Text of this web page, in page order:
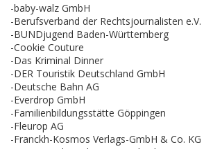
-baby-walz GmbH
-Berufsverband der Rechtsjournalisten e.V.
-BUNDjugend Baden-Württemberg
-Cookie Couture
-Das Kriminal Dinner
-DER Touristik Deutschland GmbH
-Deutsche Bahn AG
-Everdrop GmbH
-Familienbildungsstätte Göppingen
-Fleurop AG
-Franckh-Kosmos Verlags-GmbH & Co. KG